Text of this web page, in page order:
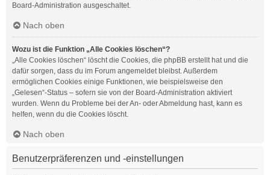
Board-Administration ausgeschaltet.
Nach oben
Wozu ist die Funktion „Alle Cookies löschen“?
„Alle Cookies löschen“ löscht die Cookies, die phpBB erstellt hat und die
dafür sorgen, dass du im Forum angemeldet bleibst. Außerdem
ermöglichen Cookies einige Funktionen, wie beispielsweise den
„Gelesen“-Status – sofern sie von der Board-Administration aktiviert
wurden. Wenn du Probleme bei der An- oder Abmeldung hast, kann es
helfen, wenn du die Cookies löscht.
Nach oben
Benutzerpräferenzen und -einstellungen